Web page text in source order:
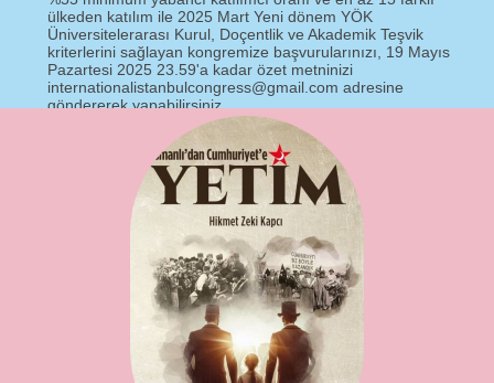
ülkeden katılım ile 2025 Mart Yeni dönem YÖK
Üniversitelerarası Kurul, Doçentlik ve Akademik Teşvik
kriterlerini sağlayan kongremize başvurularınızı, 19 Mayıs
Pazartesi 2025 23.59'a kadar özet metninizi
internationalistanbulcongress@gmail.com adresine
göndererek yapabilirsiniz. ​
Kongre sonunda uluslararası geçerliliğe sahip katılım
sertifikası verilecek olup, çalışmalar tam ve özet metin
bildiri kitabında yayınlanacaktır. İlgili belgeler ve kongre
bildiri kitabı alanlar özelinde yayınlanacaktır.
Talep eden araştırmacıların çalışmaları dergilerde veya
BKCI'da (Web of Science) yayınlanması planlanan
uluslararası kitap bölümü olarak yayınlanmak üzere
değerlendirmeye alınacaktır.
https://www.internationalistanbulcongress.com/
internationalistanbulcongress@gmail.com